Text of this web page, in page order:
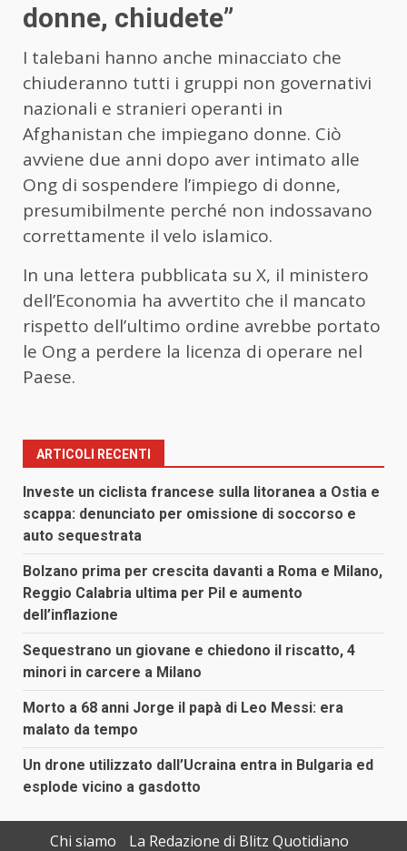
donne, chiudete”
I talebani hanno anche minacciato che
chiuderanno tutti i gruppi non governativi
nazionali e stranieri operanti in
Afghanistan che impiegano donne. Ciò
avviene due anni dopo aver intimato alle
Ong di sospendere l’impiego di donne,
presumibilmente perché non indossavano
correttamente il velo islamico.
In una lettera pubblicata su X, il ministero
dell’Economia ha avvertito che il mancato
rispetto dell’ultimo ordine avrebbe portato
le Ong a perdere la licenza di operare nel
Paese.
ARTICOLI RECENTI
Investe un ciclista francese sulla litoranea a Ostia e
scappa: denunciato per omissione di soccorso e
auto sequestrata
Bolzano prima per crescita davanti a Roma e Milano,
Reggio Calabria ultima per Pil e aumento
dell’inflazione
Sequestrano un giovane e chiedono il riscatto, 4
minori in carcere a Milano
Morto a 68 anni Jorge il papà di Leo Messi: era
malato da tempo
Un drone utilizzato dall’Ucraina entra in Bulgaria ed
esplode vicino a gasdotto
Chi siamo La Redazione di Blitz Quotidiano